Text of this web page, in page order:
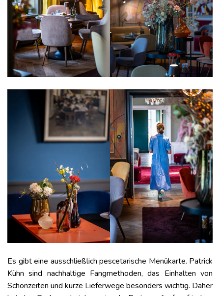
Es gibt eine ausschließlich pescetarische Menükarte. Patrick
Kühn sind nachhaltige Fangmethoden, das Einhalten von
Schonzeiten und kurze Lieferwege besonders wichtig. Daher